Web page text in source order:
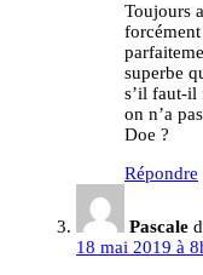
Toujours
superbe
s’il faut-il
on n’a
Doe ?
Répondre
Pascale
18 mai 2019 à